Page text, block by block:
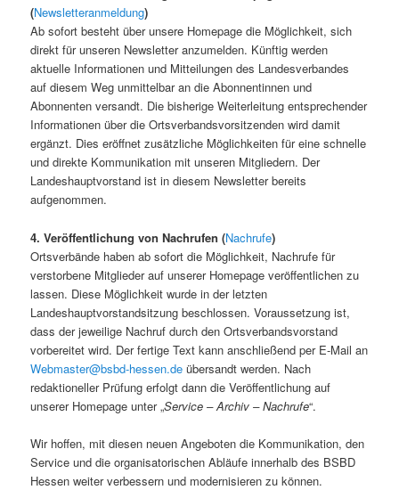
(Newsletteranmeldung)
Ab sofort besteht über unsere Homepage die Möglichkeit, sich
direkt für unseren Newsletter anzumelden. Künftig werden
aktuelle Informationen und Mitteilungen des Landesverbandes
auf diesem Weg unmittelbar an die Abonnentinnen und
Abonnenten versandt. Die bisherige Weiterleitung entsprechender
Informationen über die Ortsverbandsvorsitzenden wird damit
ergänzt. Dies eröffnet zusätzliche Möglichkeiten für eine schnelle
und direkte Kommunikation mit unseren Mitgliedern. Der
Landeshauptvorstand ist in diesem Newsletter bereits
aufgenommen.
4. Veröffentlichung von Nachrufen (Nachrufe)
Ortsverbände haben ab sofort die Möglichkeit, Nachrufe für
verstorbene Mitglieder auf unserer Homepage veröffentlichen zu
lassen. Diese Möglichkeit wurde in der letzten
Landeshauptvorstandsitzung beschlossen. Voraussetzung ist,
dass der jeweilige Nachruf durch den Ortsverbandsvorstand
vorbereitet wird. Der fertige Text kann anschließend per E-Mail an
Webmaster@bsbd-hessen.de übersandt werden. Nach
redaktioneller Prüfung erfolgt dann die Veröffentlichung auf
unserer Homepage unter „Service – Archiv – Nachrufe“.
Wir hoffen, mit diesen neuen Angeboten die Kommunikation, den
Service und die organisatorischen Abläufe innerhalb des BSBD
Hessen weiter verbessern und modernisieren zu können.